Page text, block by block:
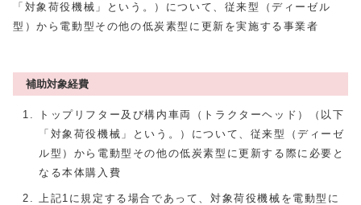
「対象荷役機械」という。）について、従来型（ディーゼル
型）から電動型その他の低炭素型に更新を実施する事業者
補助対象経費
トップリフター及び構内車両（トラクターヘッド）（以下
「対象荷役機械」という。）について、従来型（ディーゼ
ル型）から電動型その他の低炭素型に更新する際に必要と
なる本体購入費
上記1に規定する場合であって、対象荷役機械を電動型に